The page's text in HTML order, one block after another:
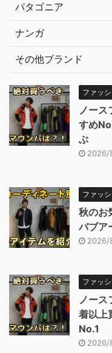
パタゴニア
ナンガ
その他ブランド
ファッ
ノース
すめ
ぶ
2026/
ファッ
秋のお
バブア
2026/
ファッ
ノース
着以上
No.1
2026/